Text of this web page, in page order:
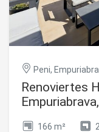
Peni,
Renoviertes
166 m²